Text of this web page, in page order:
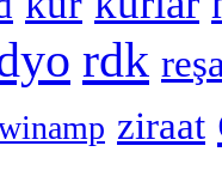
rdk
ziraat